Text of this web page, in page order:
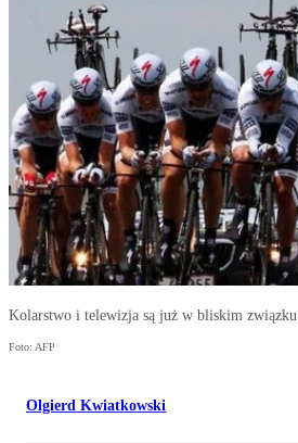
Kolarstwo i telewizja są już w bliskim związku
Foto: AFP
Olgierd Kwiatkowski